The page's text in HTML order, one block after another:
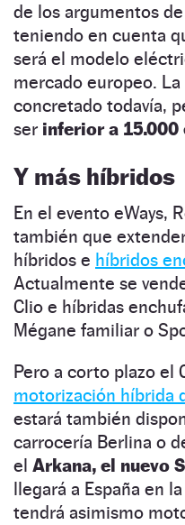
de los argumentos
teniendo en cuenta
será el modelo
mercado europeo.
concretado todavía,
ser inferior a 15.000
Y más híbridos
En el evento eWays,
también que
híbridos e híbridos
Actualmente se
Clio e híbridas
Mégane familiar o
Pero a corto plazo el
motorización híbrida
estará también
carrocería Berlina o
el Arkana, el nuevo
llegará a España en
tendrá asimismo